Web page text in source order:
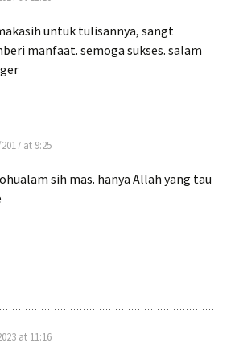
untuk tulisannya, sangt
manfaat. semoga sukses. salam
at 9:25
sih mas. hanya Allah yang tau
at 11:16